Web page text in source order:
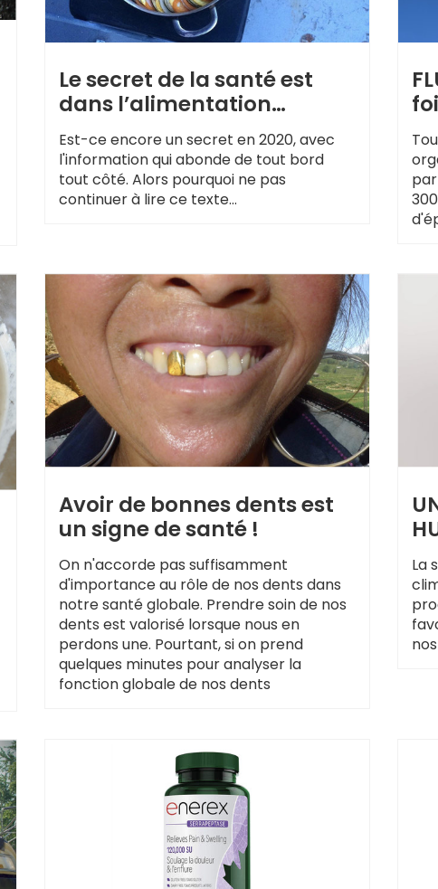
Le secret de la santé est
dans l’alimentation…
Est-ce encore un secret en 2020, avec
l'information qui abonde de tout bord
tout côté. Alors pourquoi ne pas
continuer à lire ce texte...
Avoir de bonnes dents est
un signe de santé !
On n'accorde pas suffisamment
d'importance au rôle de nos dents dans
notre santé globale. Prendre soin de nos
dents est valorisé lorsque nous en
perdons une. Pourtant, si on prend
quelques minutes pour analyser la
fonction globale de nos dents
La